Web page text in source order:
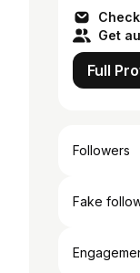
Get
Full
Followers
Fake